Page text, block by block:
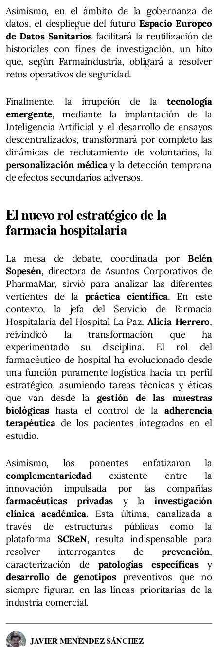
Asimismo, en el ámbito de la gobernanza de
datos, el despliegue del futuroEspacio Europeo
de Datos Sanitarios facilitará la reutilización de
historiales con fines de investigación, un hito
que, según Farmaindustria, obligará a resolver
retos operativos de seguridad.
Finalmente, la irrupción de la tecnología
emergente, mediante la implantación de la
Inteligencia Artificial y el desarrollo de ensayos
descentralizados, transformará por completo las
dinámicas de reclutamiento de voluntarios, la
personalización médicay la detección temprana
de efectos secundarios adversos.
El nuevo rol estratégico de la
farmacia hospitalaria
La mesa de debate, coordinada por Belén
Sopesén, directora de Asuntos Corporativos de
PharmaMar, sirvió para analizar las diferentes
vertientes de la práctica científica. En este
contexto, la jefa del Servicio de Farmacia
Hospitalaria del Hospital La Paz, Alicia Herrero,
reivindicó la transformación que ha
experimentado su disciplina. El rol del
farmacéutico de hospital ha evolucionado desde
una función puramente logística hacia un perfil
estratégico, asumiendo tareas técnicas y éticas
que van desde la gestión de las muestras
biológicas hasta el control de la adherencia
terapéuticade los pacientes integrados en el
estudio.
Asimismo, los ponentes enfatizaron la
complementariedadexistente entre la
innovación impulsada por las compañías
farmacéuticas privadas y lainvestigación
clínica académica. Esta última, canalizada a
través de estructuras públicas como la
plataforma SCReN, resulta indispensable para
resolver interrogantes deprevención,
caracterización de patologías específicas y
desarrollo de genotipospreventivos que no
siempre figuran en las líneas prioritarias de la
industria comercial.
JAVIER MENÉNDEZ SÁNCHEZ